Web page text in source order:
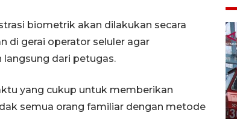
biometrik akan dilakukan secara
di gerai operator seluler agar
dari petugas.
yang cukup untuk memberikan
semua orang familiar dengan metode
Pontianak alokasikan